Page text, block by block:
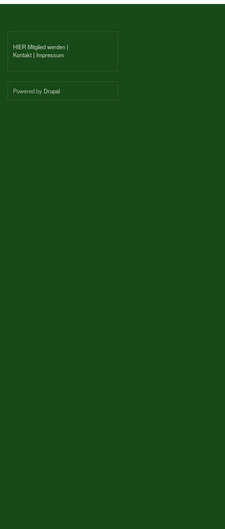
HIER Mitglied werden |
Kontakt | Impressum
Powered by Drupal